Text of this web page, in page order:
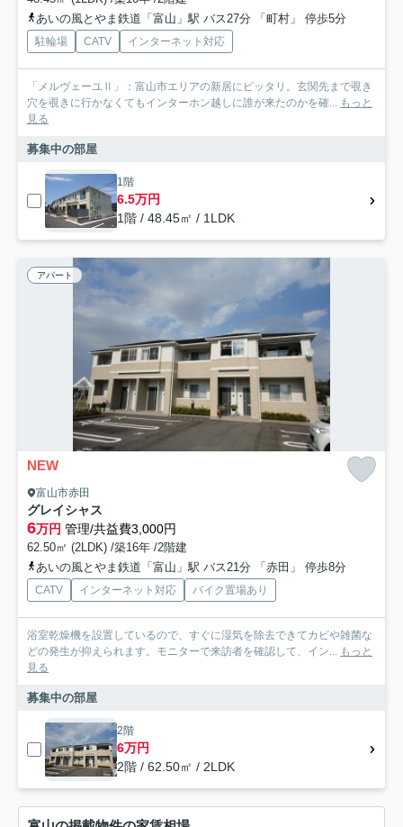
あいの風とやま鉄道「富山」駅 バス27分 「町村」 停歩5分
駐輪場 CATV インターネット対応
「メルヴェーユⅡ」：富山市エリアの新居にピッタリ。玄関先まで覗き
穴を覗きに行かなくてもインターホン越しに誰が来たのかを確... もっと
見る
募集中の部屋
1階
6.5万円
1階 / 48.45㎡ / 1LDK
アパート
NEW
富山市赤田
グレイシャス
6万円 管理/共益費3,000円
62.50㎡ (2LDK) /築16年 /2階建
あいの風とやま鉄道「富山」駅 バス21分 「赤田」 停歩8分
CATV インターネット対応 バイク置場あり
浴室乾燥機を設置しているので、すぐに湿気を除去できてカビや雑菌な
どの発生が抑えられます。モニターで来訪者を確認して、イン... もっと
見る
募集中の部屋
2階
6万円
2階 / 62.50㎡ / 2LDK